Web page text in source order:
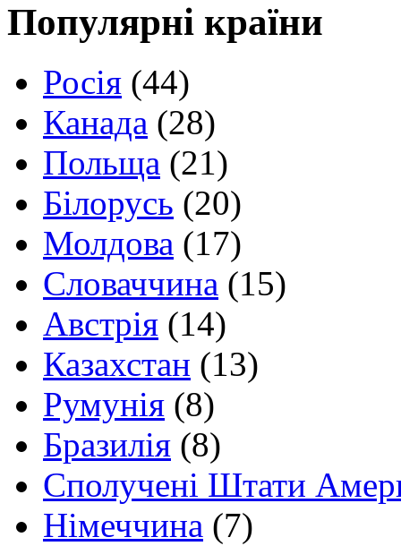
Популярні країни
Росія (44)
Канада (28)
Польща (21)
Білорусь (20)
Молдова (17)
Словаччина (15)
Австрія (14)
Казахстан (13)
Румунія (8)
Бразилія (8)
Сполучені Штати
Німеччина (7)